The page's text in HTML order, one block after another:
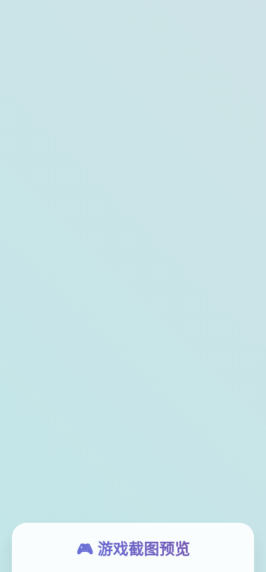
🎮 游戏截图预览